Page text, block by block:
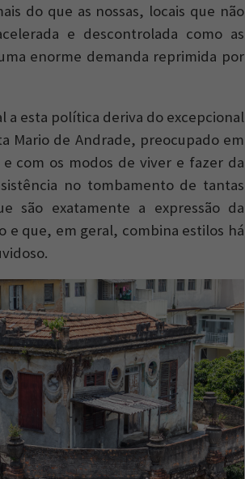
do que as nossas, locais que não
e descontrolada como as
enorme demanda reprimida por
a esta política deriva do excepcional
Mario de Andrade, preocupado em
com os modos de viver e fazer da
no tombamento de tantas
são exatamente a expressão da
e que, em geral, combina estilos há